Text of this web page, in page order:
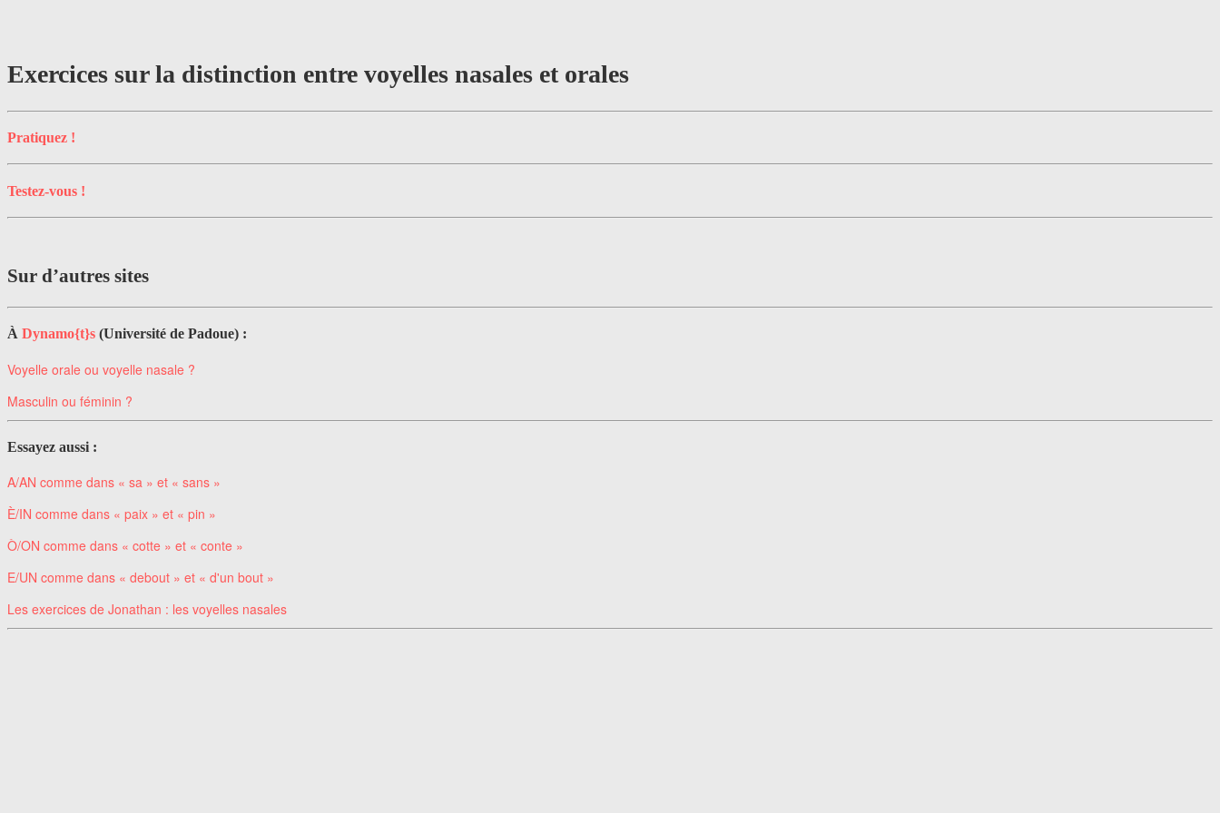
Exercices sur la distinction entre voyelles nasales et orales
Pratiquez !
Testez-vous !
Sur d’autres sites
À Dynamo{t}s (Université de Padoue) :
Voyelle orale ou voyelle nasale ?
Masculin ou féminin ?
Essayez aussi :
A/AN comme dans « sa » et « sans »
È/IN comme dans « paix » et « pin »
Ò/ON comme dans « cotte » et « conte »
E/UN comme dans « debout » et « d'un bout »
Les exercices de Jonathan : les voyelles nasales